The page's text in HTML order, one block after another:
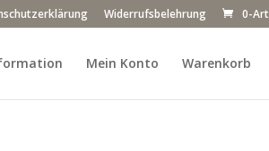
Widerrufsbelehrung 0-
Mein Konto Warenkorb